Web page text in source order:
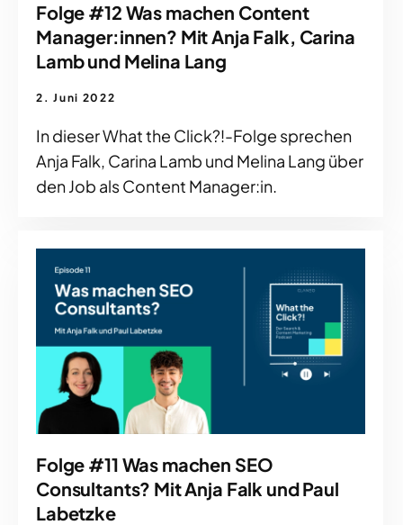
Folge #12 Was machen Content
Manager:innen? Mit Anja Falk, Carina
Lamb und Melina Lang
2. Juni 2022
In dieser What the Click?!-Folge sprechen
Anja Falk, Carina Lamb und Melina Lang über
den Job als Content Manager:in.
Folge #11 Was machen SEO
Consultants? Mit Anja Falk und Paul
Labetzke